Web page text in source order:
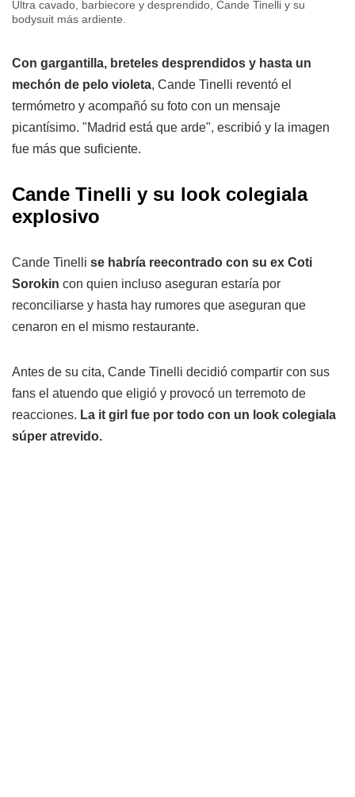
Ultra cavado, barbiecore y desprendido, Cande Tinelli y su
bodysuit más ardiente.
Con gargantilla, breteles desprendidos y hasta un
mechón de pelo violeta, Cande Tinelli reventó el
termómetro y acompañó su foto con un mensaje
picantísimo. "Madrid está que arde", escribió y la imagen
fue más que suficiente.
Cande Tinelli y su look colegiala
explosivo
Cande Tinelli se habría reecontrado con su ex Coti
Sorokin con quien incluso aseguran estaría por
reconciliarse y hasta hay rumores que aseguran que
cenaron en el mismo restaurante.
Antes de su cita, Cande Tinelli decidió compartir con sus
fans el atuendo que eligió y provocó un terremoto de
reacciones. La it girl fue por todo con un look colegiala
súper atrevido.